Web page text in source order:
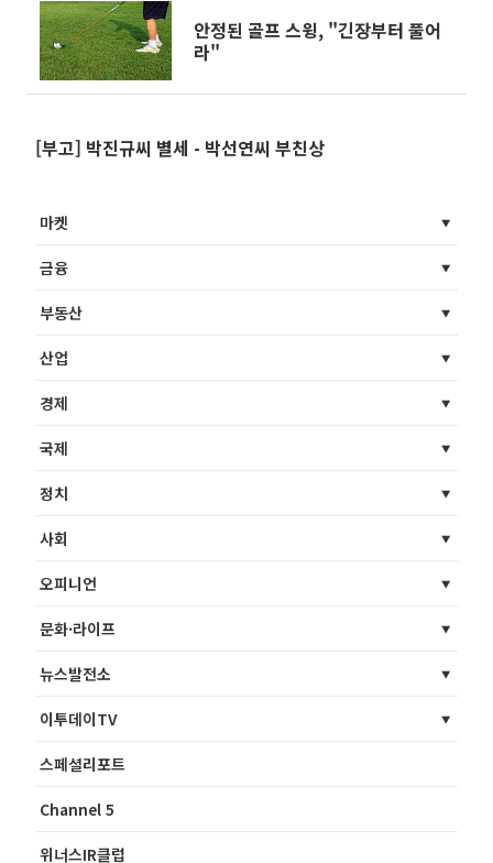
안정된 골프 스윙, "긴장부터 풀어
라"
[부고] 박진규씨 별세 - 박선연씨 부친상
마켓
금융
부동산
산업
경제
국제
정치
사회
오피니언
문화·라이프
뉴스발전소
이투데이TV
스페셜리포트
Channel 5
위너스IR클럽